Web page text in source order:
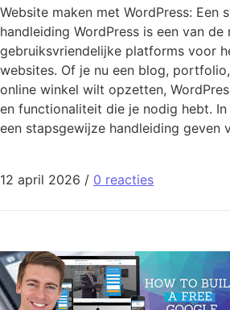
Website maken met WordPress: Een
handleiding WordPress is een van
gebruiksvriendelijke platforms voor
websites. Of je nu een blog,
online winkel wilt opzetten,
en functionaliteit die je nodig hebt.
een stapsgewijze handleiding geven
12 april 2026 / 0 reacties